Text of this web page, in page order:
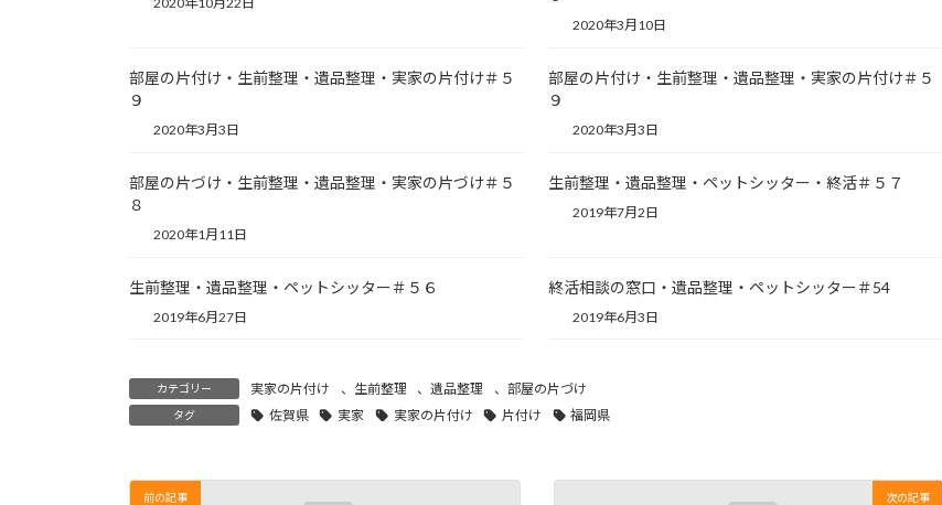
2020年3月10日
部屋の片付け・生前整理・遺品整理・実家の片付け＃５
９
2020年3月3日
部屋の片付け・生前整理・遺品整理・実家の片付け＃５
９
2020年3月3日
部屋の片づけ・生前整理・遺品整理・実家の片づけ＃５
８
2020年1月11日
生前整理・遺品整理・ペットシッター・終活＃５７
2019年7月2日
生前整理・遺品整理・ペットシッター＃５６
2019年6月27日
終活相談の窓口・遺品整理・ペットシッター＃54
2019年6月3日
カテゴリー 実家の片付け 、 生前整理 、遺品整理 、 部屋の片づけ
タグ 佐賀県 実家 実家の片付け 片付け 福岡県
前の記事 次の記事